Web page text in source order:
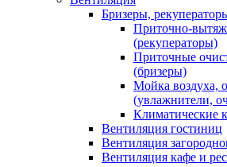
Бризеры,
Приточно-
(рекуператоры)
Приточные
(бризеры)
Мойка воздуха,
(увлажнители,
Климатические
Вентиляция гостиниц
Вентиляция
Вентиляция кафе и